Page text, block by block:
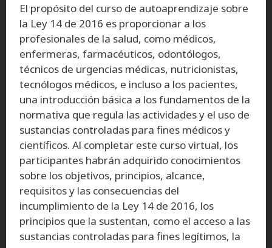
El propósito del curso de autoaprendizaje sobre
la Ley 14 de 2016 es proporcionar a los
profesionales de la salud, como médicos,
enfermeras, farmacéuticos, odontólogos,
técnicos de urgencias médicas, nutricionistas,
tecnólogos médicos, e incluso a los pacientes,
una introducción básica a los fundamentos de la
normativa que regula las actividades y el uso de
sustancias controladas para fines médicos y
científicos. Al completar este curso virtual, los
participantes habrán adquirido conocimientos
sobre los objetivos, principios, alcance,
requisitos y las consecuencias del
incumplimiento de la Ley 14 de 2016, los
principios que la sustentan, como el acceso a las
sustancias controladas para fines legítimos, la